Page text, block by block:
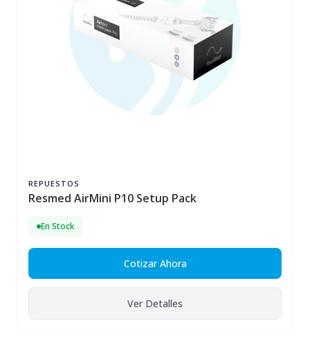
REPUESTOS
Resmed AirMini P10 Setup Pack
En Stock
Cotizar Ahora
Ver Detalles